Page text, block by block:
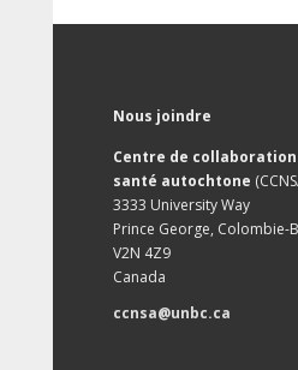
Nous joindre
Centre de
santé autochtone
3333 University Way
Prince George, Colombie-
V2N 4Z9
Canada
ccnsa@unbc.ca